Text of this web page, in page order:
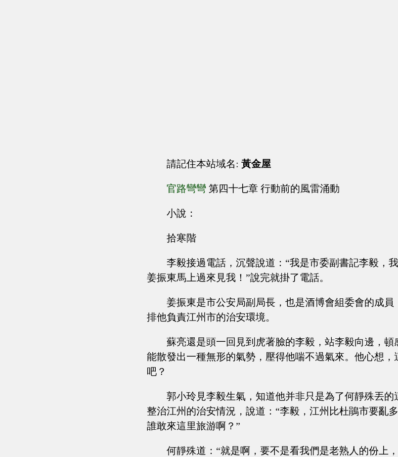
請記住本站域名: 黃金屋
官路彎彎 第四十七章 行動前的風雷涌動
小說：
拾寒階
李毅接過電話，沉聲說道：“我是市委副書記李毅，
姜振東馬上過來見我！”說完就掛了電話。
姜振東是市公安局副局長，也是酒博會組委會的成
排他負責江州市的治安環境。
蘇亮還是頭一回見到虎著臉的李毅，站李毅向邊，
能散發出一種無形的氣勢，壓得他喘不過氣來。他心想
吧？
郭小玲見李毅生氣，知道他并非只是為了何靜殊丟
整治江州的治安情況，說道：“李毅，江州比杜鵑市要亂
誰敢來這里旅游啊？”
何靜殊道：“就是啊，要不是看我們是老熟人的份上